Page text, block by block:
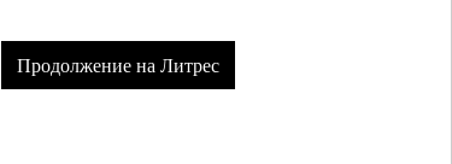
Продолжение на Литрес